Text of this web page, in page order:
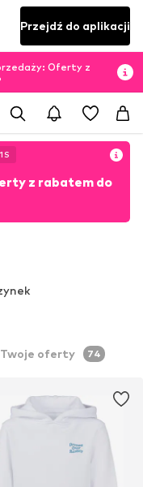
Przejdź do aplikacji
Oferty z
S
z rabatem do
Twoje oferty 74